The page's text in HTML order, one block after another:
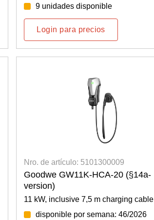
9 unidades disponible
Login para precios
Nro. de artículo: 5101300009
Goodwe GW11K-HCA-20 (§14a-
version)
11 kW, inclusive 7,5 m charging cable
disponible por semana: 46/2026